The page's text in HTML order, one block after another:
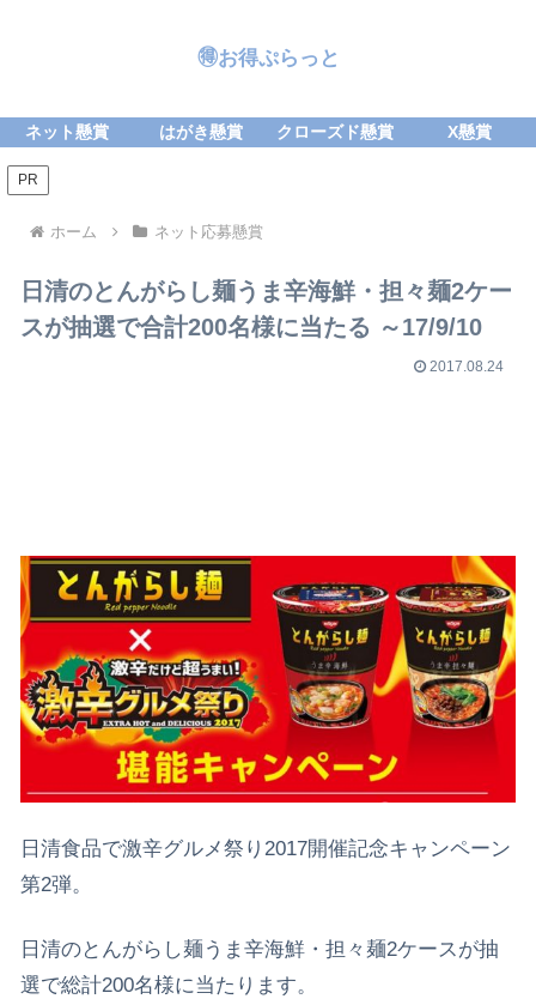
🉐お得ぷらっと
ネット懸賞 はがき懸賞 クローズド懸賞 X懸賞
PR
ホーム ネット応募懸賞
日清のとんがらし麺うま辛海鮮・担々麺2ケー
スが抽選で合計200名様に当たる ～17/9/10
2017.08.24
日清食品で激辛グルメ祭り2017開催記念キャンペーン
第2弾。
日清のとんがらし麺うま辛海鮮・担々麺2ケースが抽
選で総計200名様に当たります。